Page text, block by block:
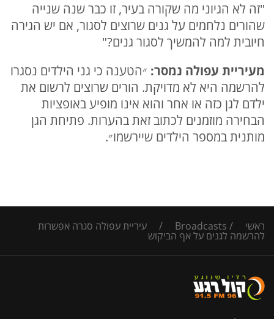
"זה לא הגיוני מה שקורה בעיר, זו כבר שנה שנייה
שהורים נלחמים על גנים שרוצים לסגור, אם יש הגירה
חיובית למה להמשיך לסגור גנים?"
מעיריית עפולה נמסר: ״הטענה כי גני הילדים נסגרו
להרשמה היא לא מדויקת. הורים שרוצים לרשום את
ילדם לגן כזה או אחר והוא אינו מופיע באופציות
הבחירה מוזמנים לכתוב זאת בהערות. פתיחת הגן
מותנית במספר הילדים שיירשמו״.
ראשי /
Broadcasts
/ עיריית עפולה סגרה אפשרות
להרשמה לגנים על אף הביקוש